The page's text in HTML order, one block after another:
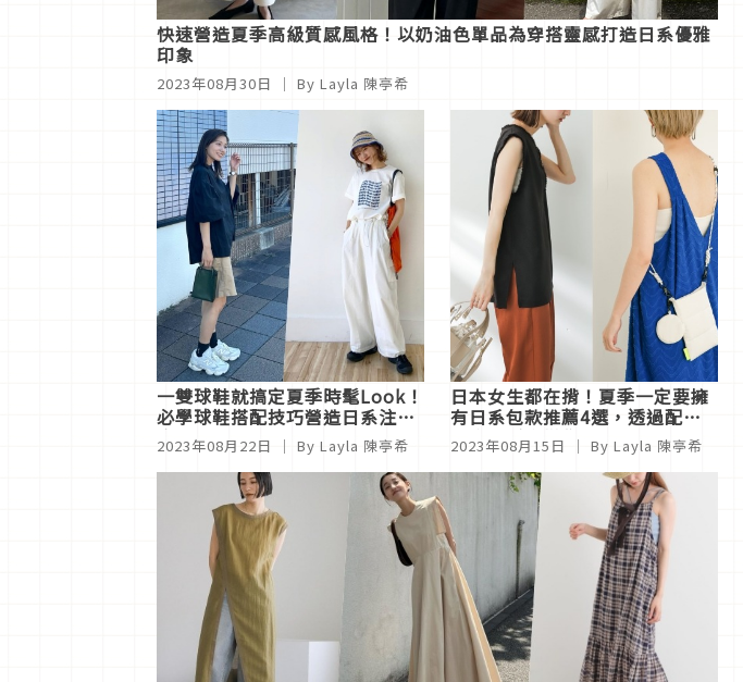
快速營造夏季高級質感風格！以奶油色單品為穿搭靈感打造日系優雅
印象
2023年08月30日 ｜ By Layla 陳亭希
一雙球鞋就搞定夏季時髦Look！
必學球鞋搭配技巧營造日系注目
度
2023年08月22日 ｜ By Layla 陳亭希
日本女生都在揹！夏季一定要擁
有日系包款推薦4選，透過配件
點亮時髦穿搭焦點
2023年08月15日 ｜ By Layla 陳亭希